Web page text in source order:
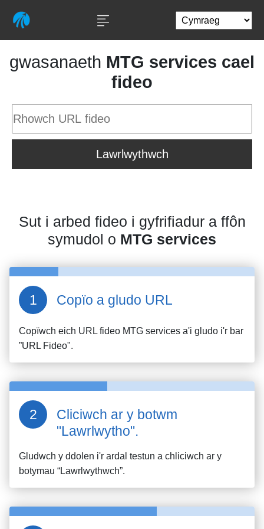
gwasanaeth MTG services cael
fideo
Lawrlwythwch
Sut i arbed fideo i gyfrifiadur a ffôn
symudol o MTG services
Copïo a gludo URL
Copïwch eich URL fideo MTG services a'i gludo i'r bar
”URL Fideo".
Cliciwch ar y botwm
"Lawrlwytho".
Gludwch y ddolen i'r ardal testun a chliciwch ar y
botymau “Lawrlwythwch”.